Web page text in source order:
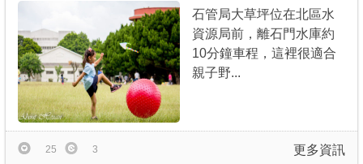
石管局大草坪位在北區水
資源局前，離石門水庫約
10分鐘車程，這裡很適合
親子野...
更多資訊
25 3